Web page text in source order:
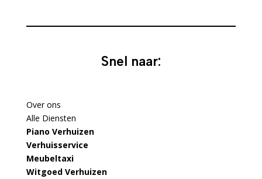
Snel naar:
Over ons
Alle Diensten
Piano Verhuizen
Verhuisservice
Meubeltaxi
Witgoed Verhuizen